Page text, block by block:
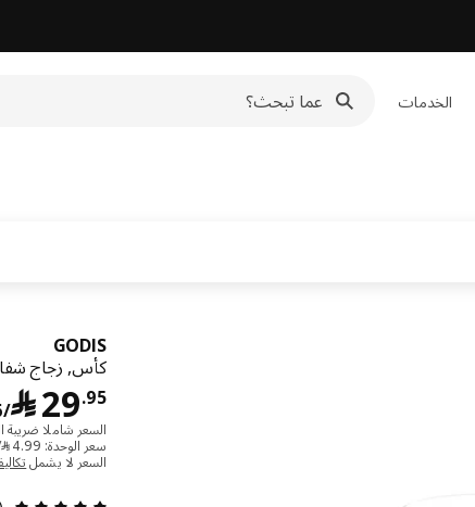
الخدمات
GODIS
كأس, زجاج
﷼29.95
/6 قطعة
السعر شاملا ضريبة
سعر الوحدة: ‭4.99‬ ﷼/قطعة
السعر لا يشمل